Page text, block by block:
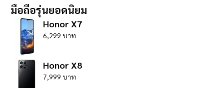
มือถือรุ่นยอดนิยม
Honor X7
6,299 บาท
Honor X8
7,999 บาท